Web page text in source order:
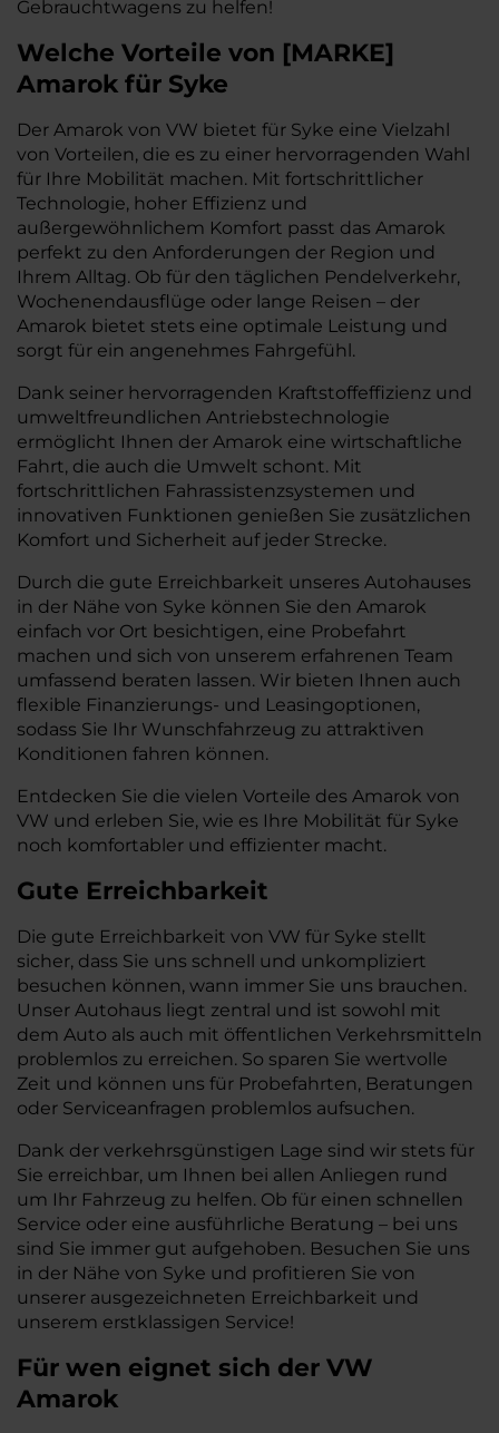
Gebrauchtwagens zu helfen!
Welche Vorteile von [MARKE]
Amarok für Syke
Der Amarok von VW bietet für Syke eine Vielzahl
von Vorteilen, die es zu einer hervorragenden Wahl
für Ihre Mobilität machen. Mit fortschrittlicher
Technologie, hoher Effizienz und
außergewöhnlichem Komfort passt das Amarok
perfekt zu den Anforderungen der Region und
Ihrem Alltag. Ob für den täglichen Pendelverkehr,
Wochenendausflüge oder lange Reisen – der
Amarok bietet stets eine optimale Leistung und
sorgt für ein angenehmes Fahrgefühl.
Dank seiner hervorragenden Kraftstoffeffizienz und
umweltfreundlichen Antriebstechnologie
ermöglicht Ihnen der Amarok eine wirtschaftliche
Fahrt, die auch die Umwelt schont. Mit
fortschrittlichen Fahrassistenzsystemen und
innovativen Funktionen genießen Sie zusätzlichen
Komfort und Sicherheit auf jeder Strecke.
Durch die gute Erreichbarkeit unseres Autohauses
in der Nähe von Syke können Sie den Amarok
einfach vor Ort besichtigen, eine Probefahrt
machen und sich von unserem erfahrenen Team
umfassend beraten lassen. Wir bieten Ihnen auch
flexible Finanzierungs- und Leasingoptionen,
sodass Sie Ihr Wunschfahrzeug zu attraktiven
Konditionen fahren können.
Entdecken Sie die vielen Vorteile des Amarok von
VW und erleben Sie, wie es Ihre Mobilität für Syke
noch komfortabler und effizienter macht.
Gute Erreichbarkeit
Die gute Erreichbarkeit von VW für Syke stellt
sicher, dass Sie uns schnell und unkompliziert
besuchen können, wann immer Sie uns brauchen.
Unser Autohaus liegt zentral und ist sowohl mit
dem Auto als auch mit öffentlichen Verkehrsmitteln
problemlos zu erreichen. So sparen Sie wertvolle
Zeit und können uns für Probefahrten, Beratungen
oder Serviceanfragen problemlos aufsuchen.
Dank der verkehrsgünstigen Lage sind wir stets für
Sie erreichbar, um Ihnen bei allen Anliegen rund
um Ihr Fahrzeug zu helfen. Ob für einen schnellen
Service oder eine ausführliche Beratung – bei uns
sind Sie immer gut aufgehoben. Besuchen Sie uns
in der Nähe von Syke und profitieren Sie von
unserer ausgezeichneten Erreichbarkeit und
unserem erstklassigen Service!
Für wen eignet sich der VW
Amarok